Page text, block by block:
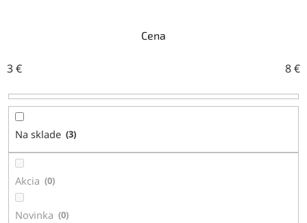
e
r
o
k
Cena
3€ 8€
Na sklade 3
Akcia 0
Novinka 0